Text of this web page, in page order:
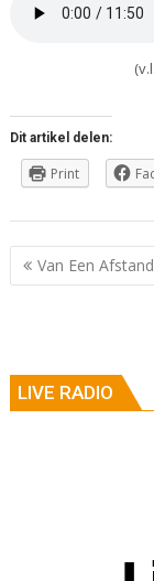
Dit artikel delen:
Print
Van Een
LIVE RADIO